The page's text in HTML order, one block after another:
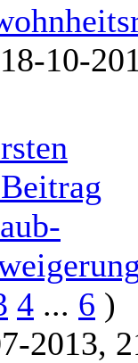
18-10-
4 ... 6 )
2013,